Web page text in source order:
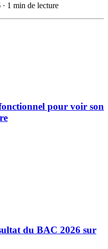
· 1 min de lecture
pour voir son
du BAC 2026 sur